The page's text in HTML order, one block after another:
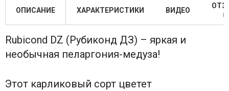
ОПИСАНИЕ ХАРАКТЕРИСТИКИ ВИДЕО
Rubicond DZ (Рубиконд ДЗ) – яркая и
необычная пеларгония-медуза!
Этот карликовый сорт цветет